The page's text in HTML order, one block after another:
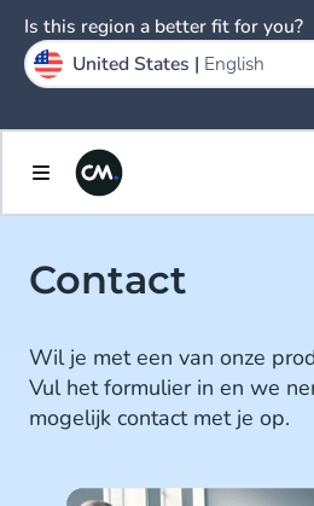
Contact
Wil je met een van onze
Vul het formulier in en we
mogelijk contact met je op.
Is this region a better fit for you?
United States | English